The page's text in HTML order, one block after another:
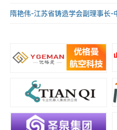
隋艳伟-江苏省铸造学会副理事长-